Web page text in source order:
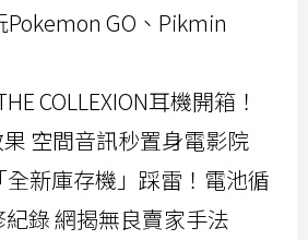
GO、Pikmin
COLLEXION耳機開箱！
空間音訊秒置身電影院
新庫存機」踩雷！電池循
錄 網揭無良賣家手法